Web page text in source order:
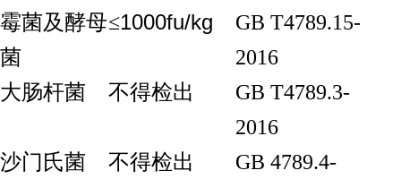
霉菌及酵母
菌
≤1000fu/kg
GB T4789.15-
2016
大肠杆菌
不得检出
GB T4789.3-
2016
沙门氏菌
不得检出
GB 4789.4-